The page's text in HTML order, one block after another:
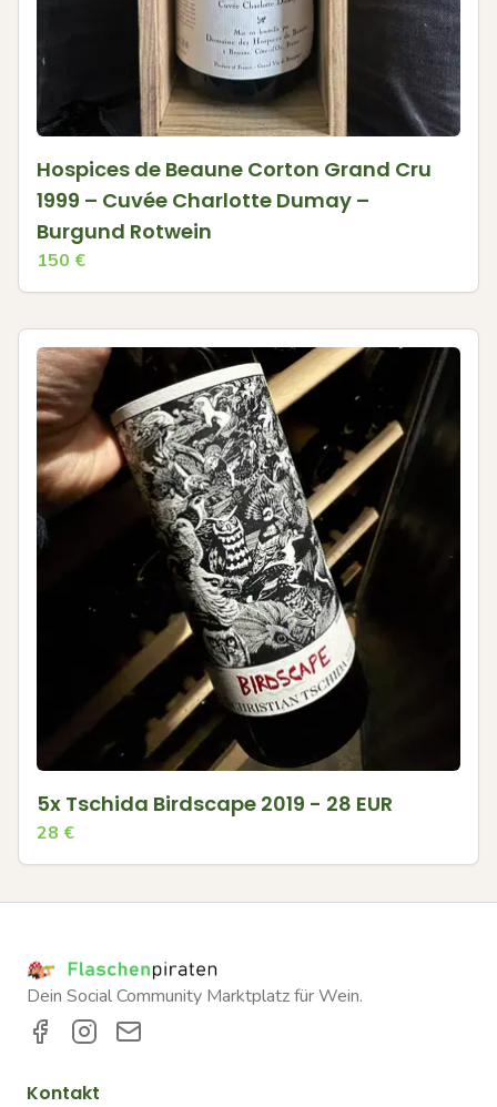
Hospices de Beaune Corton Grand Cru
1999 – Cuvée Charlotte Dumay –
Burgund Rotwein
150 €
5x Tschida Birdscape 2019 - 28 EUR
28 €
Dein Social Community Marktplatz für Wein.
Kontakt